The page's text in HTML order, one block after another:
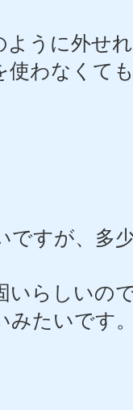
ように外せ
使わなくて
ですが、多
いらしいの
みたいです